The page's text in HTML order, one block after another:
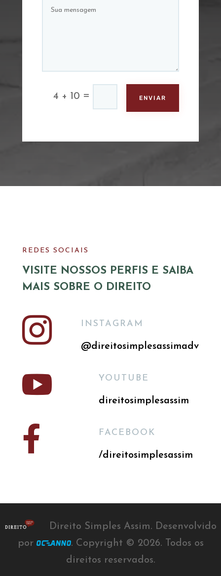
4 + 10 = ENVIAR
REDES SOCIAIS
VISITE NOSSOS PERFIS E SAIBA
MAIS SOBRE O DIREITO
 INSTAGRAM
@direitosimplesassimadv
 YOUTUBE
direitosimplesassim
 FACEBOOK
/direitosimplesassim
Direito Simples Assim. Desenvolvido
por
. Copyright © 2026. Todos os
direitos reservados.